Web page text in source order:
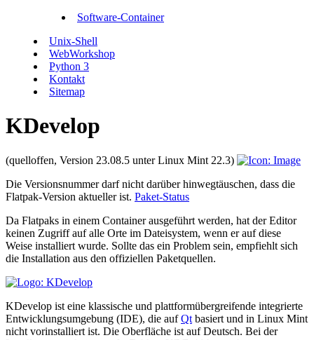
Software-Container
Unix-Shell
WebWorkshop
Python 3
Kontakt
Sitemap
KDevelop
(quelloffen, Version 23.08.5 unter Linux Mint 22.3)
Die Versionsnummer darf nicht darüber hinwegtäuschen, dass die
Flatpak-Version aktueller ist. Paket-Status
Da Flatpaks in einem Container ausgeführt werden, hat der Editor
keinen Zugriff auf alle Orte im Dateisystem, wenn er auf diese
Weise installiert wurde. Sollte das ein Problem sein, empfiehlt sich
die Installation aus den offiziellen Paketquellen.
KDevelop ist eine klassische und plattformübergreifende integrierte
Entwicklungs­umgebung (IDE), die aufQt basiert und in Linux Mint
nicht vorinstalliert ist. Die Oberfläche ist auf Deutsch. Bei der